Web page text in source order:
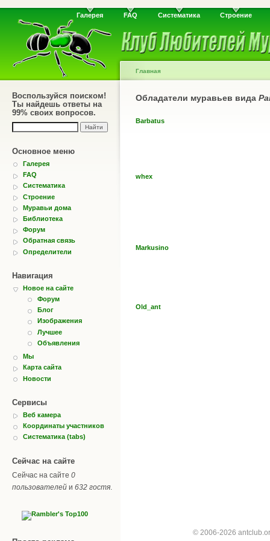
Галерея FAQ Систематика Строение
Воспользуйся поиском!
Ты найдешь ответы на
99% своих вопросов.
Основное меню
Галерея
FAQ
Систематика
Строение
Муравьи дома
Библиотека
Форум
Обратная связь
Определители
Навигация
Новое на сайте
Форум
Блог
Изображения
Лучшее
Объявления
Мы
Карта сайта
Новости
Сервисы
Веб камера
Координаты участников
Систематика (tabs)
Сейчас на сайте
Сейчас на сайте 0
пользователей и 632 гостя
Главная
Обладатели муравьев вида
Barbatus
whex
Markusino
Old_ant
© 2006-2026